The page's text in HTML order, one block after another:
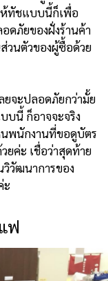
ห้ทัชแบบนี้ก็เพื่อ
อดภัยของฝั่งร้านค้า
วนตัวของผู้ซื้อด้วย
จะปลอดภัยกว่ามั้ย
บนี้ ก็อาจจะจริง
นพนักงานที่ขอดูบัตร
ยค่ะ เชื่อว่าสุดท้าย
วัฒนาการของ
ะ
ฟ